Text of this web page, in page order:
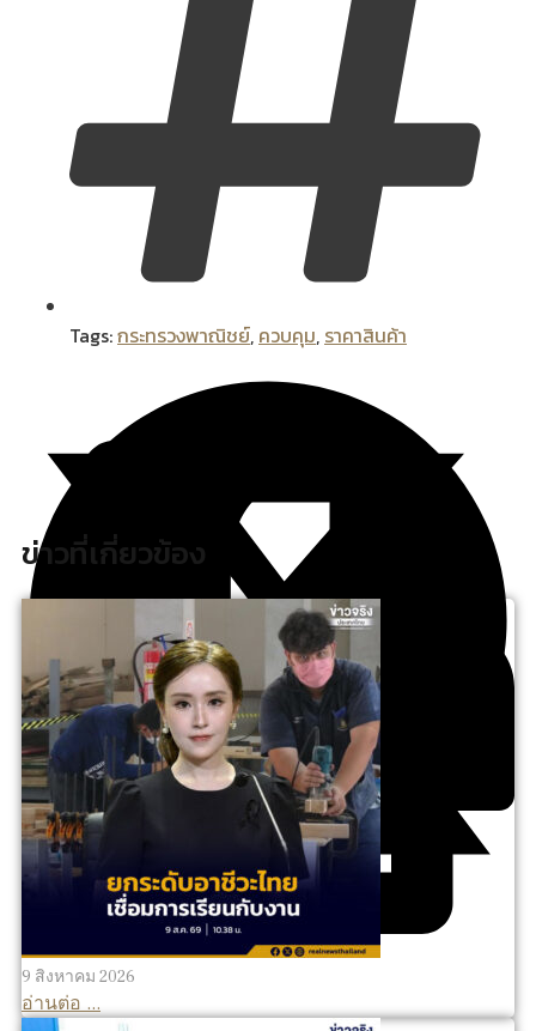
Tags:กระทรวงพาณิชย์, ควบคุม, ราคาสินค้า
ข่าวที่เกี่ยวข้อง
9 สิงหาคม 2026
อ่านต่อ ...